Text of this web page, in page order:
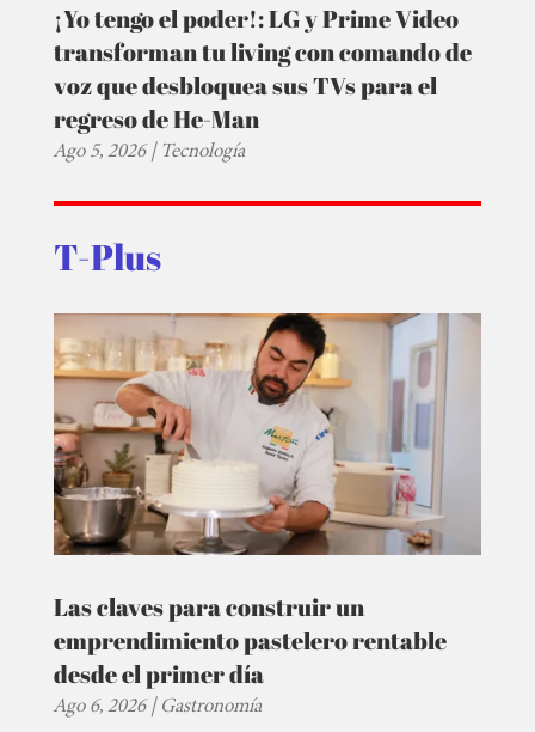
¡Yo tengo el poder!: LG y Prime Video
transforman tu living con comando de
voz que desbloquea sus TVs para el
regreso de He-Man
Ago 5, 2026|Tecnología
T-Plus
Las claves para construir un
emprendimiento pastelero rentable
desde el primer día
Ago 6, 2026|Gastronomía